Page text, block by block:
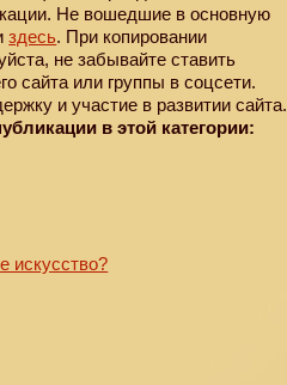
Не вошедшие в основную
здесь. При копировании
не забывайте ставить
сайта или группы в соцсети.
и участие в развитии сайта.
в этой категории:
искусство?